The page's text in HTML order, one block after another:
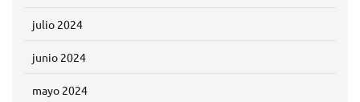
julio 2024
junio 2024
mayo 2024